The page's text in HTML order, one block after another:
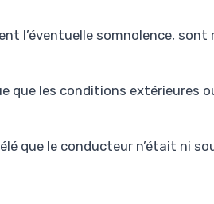
l’éventuelle somnolence, sont
que les conditions extérieures
que le conducteur n’était ni